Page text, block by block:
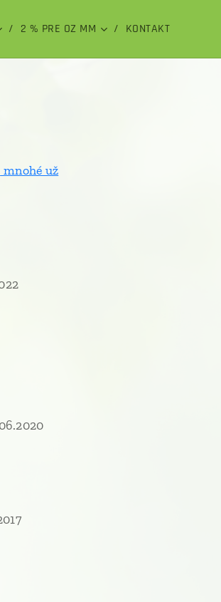
2 % PRE OZ MM KONTAKT
už